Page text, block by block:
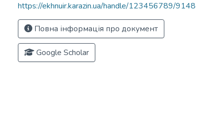
https://ekhnuir.karazin.ua/handle/123456789/9148
Повна інформація про документ
Google Scholar